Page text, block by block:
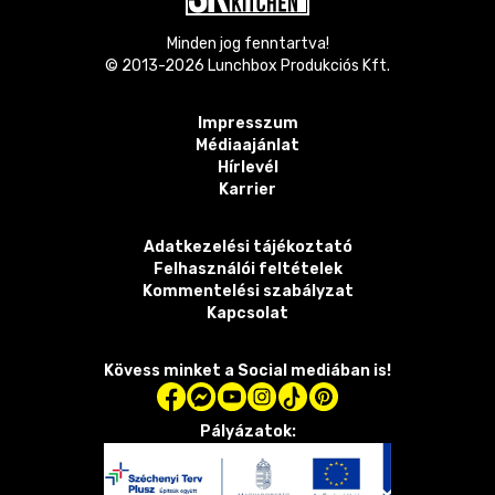
Minden jog fenntartva!
© 2013-2026 Lunchbox Produkciós Kft.
Impresszum
Médiaajánlat
Hírlevél
Karrier
Adatkezelési tájékoztató
Felhasználói feltételek
Kommentelési szabályzat
Kapcsolat
Kövess minket a Social mediában is!
Pályázatok: